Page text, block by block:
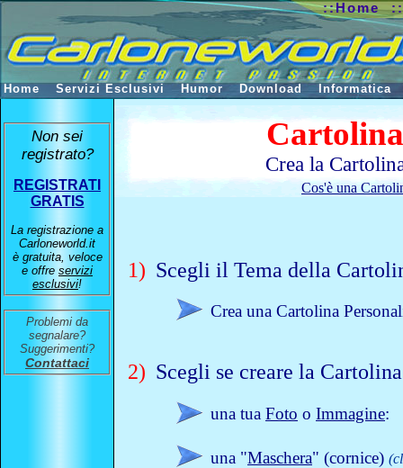
Crea la
Cos'è una
1) Scegli il Tema della
Crea una Cartolina
2) Scegli se creare la
una tua Foto o Immagine:
una "Maschera" (cornice)
Non sei
registrato?
REGISTRATI
GRATIS
La registrazione a
Carloneworld.it
è gratuita, veloce
e offre servizi
esclusivi!
Problemi da
segnalare?
Suggerimenti?
Contattaci
::Home
Home Servizi Esclusivi Humor Download Informatica